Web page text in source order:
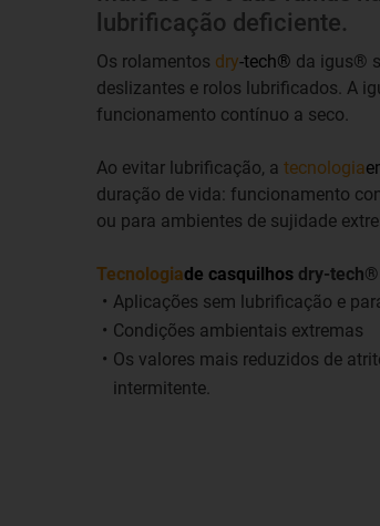
lubrificação deficiente.
Os rolamentos dry-tech® da igus®
deslizantes e rolos lubrificados. A
funcionamento contínuo a seco.
Ao evitar lubrificação, a tecnologia
duração de vida: funcionamento
ou para ambientes de sujidade
Tecnologiade casquilhos dry-
Aplicações sem lubrificação e
Condições ambientais extremas
Os valores mais reduzidos de
intermitente.